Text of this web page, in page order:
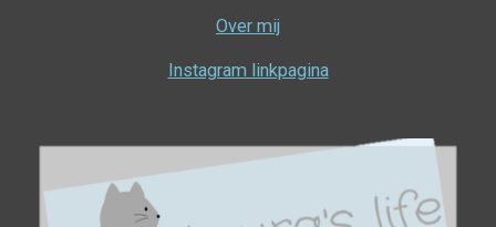
Over mij
Instagram linkpagina